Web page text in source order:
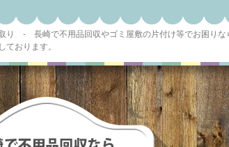
り - 長崎で不用品回収やゴミ屋敷の片付け等でお困りな
ております。